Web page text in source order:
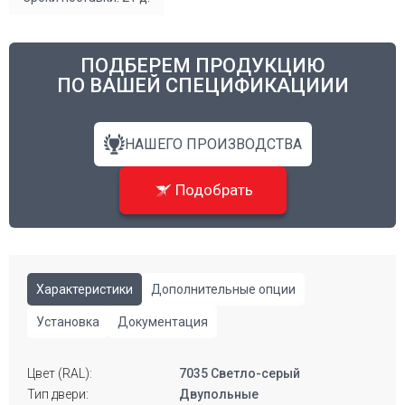
ПОДБЕРЕМ ПРОДУКЦИЮ
ПО ВАШЕЙ СПЕЦИФИКАЦИИИ
НАШЕГО ПРОИЗВОДСТВА
Подобрать
Характеристики Дополнительные опции
Установка Документация
Цвет (RAL):
7035 Светло-серый
Тип двери:
Двупольные